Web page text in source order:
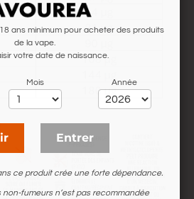
ans minimum pour acheter des produits
de la vape.
votre date de naissance.
Mois Année
Entrer
ce produit crée une forte dépendance.
non-fumeurs n’est pas recommandée